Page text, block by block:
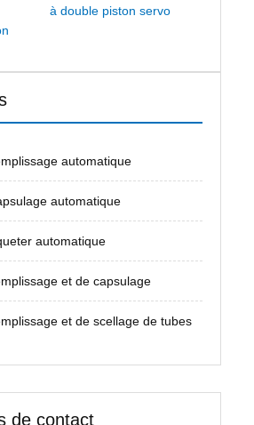
à double piston servo
automatique
automatique
automatique
et de capsulage
et de scellage de tubes
de contact